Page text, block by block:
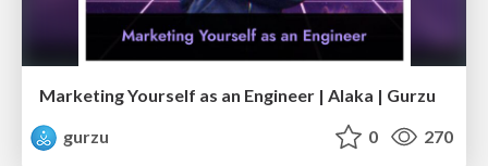
Marketing Yourself as an Engineer | Alaka | Gurzu
gurzu
0 270